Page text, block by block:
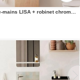
Meuble lave-mains LISA + robinet chromé + miroir rectangulaire